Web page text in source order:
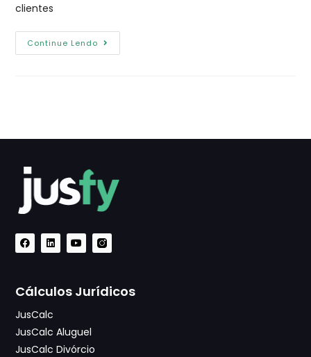
clientes
Continue Lendo
Cálculos Jurídicos
JusCalc
JusCalc Aluguel
JusCalc Divórcio